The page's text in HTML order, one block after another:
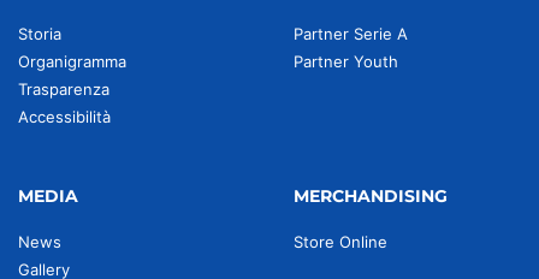
Storia
Organigramma
Trasparenza
Accessibilità
Partner Serie A
Partner Youth
MEDIA
News
Gallery
MERCHANDISING
Store Online